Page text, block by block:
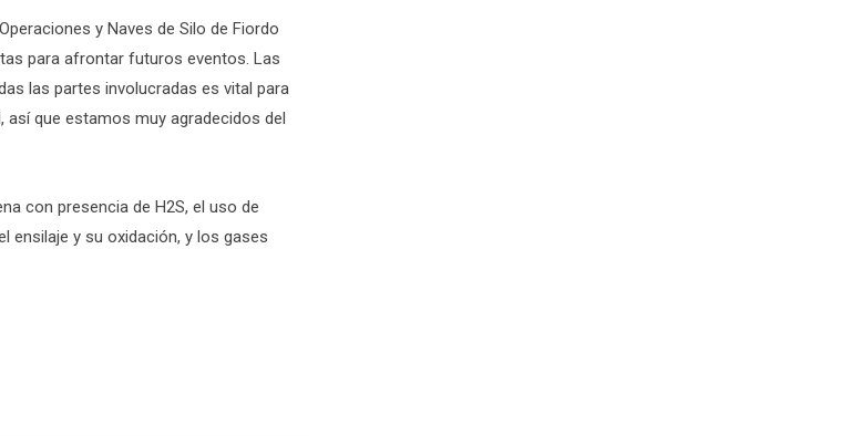
y Naves de Silo de Fiordo
para afrontar futuros eventos. Las
las partes involucradas es vital para
así que estamos muy agradecidos del
con presencia de H2S, el uso de
ensilaje y su oxidación, y los gases